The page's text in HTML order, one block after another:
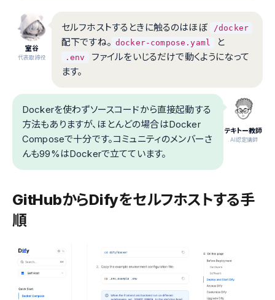
室谷
代表取締役
セルフホストするときに触るのはほぼ /docker
配下ですね。 docker-compose.yaml と
.env
ファイルをいじるだけで動くようになって
ます。
テキトー教師
.AI認定講師
Dockerを使わずソースコードから直接起動する
方法もありますが、ほとんどの場合はDocker
Composeで十分です。コミュニティのメンバーさ
んも99%はDockerで立てています。
GitHubからDifyをセルフホストする手
順